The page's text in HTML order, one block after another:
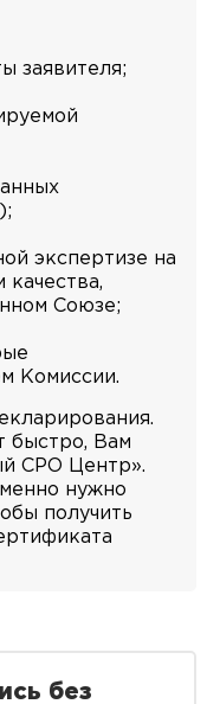
заявителя;
экспертизе на
качества,
Союзе;
Комиссии.
быстро, Вам
СРО Центр».
нужно
получить
без